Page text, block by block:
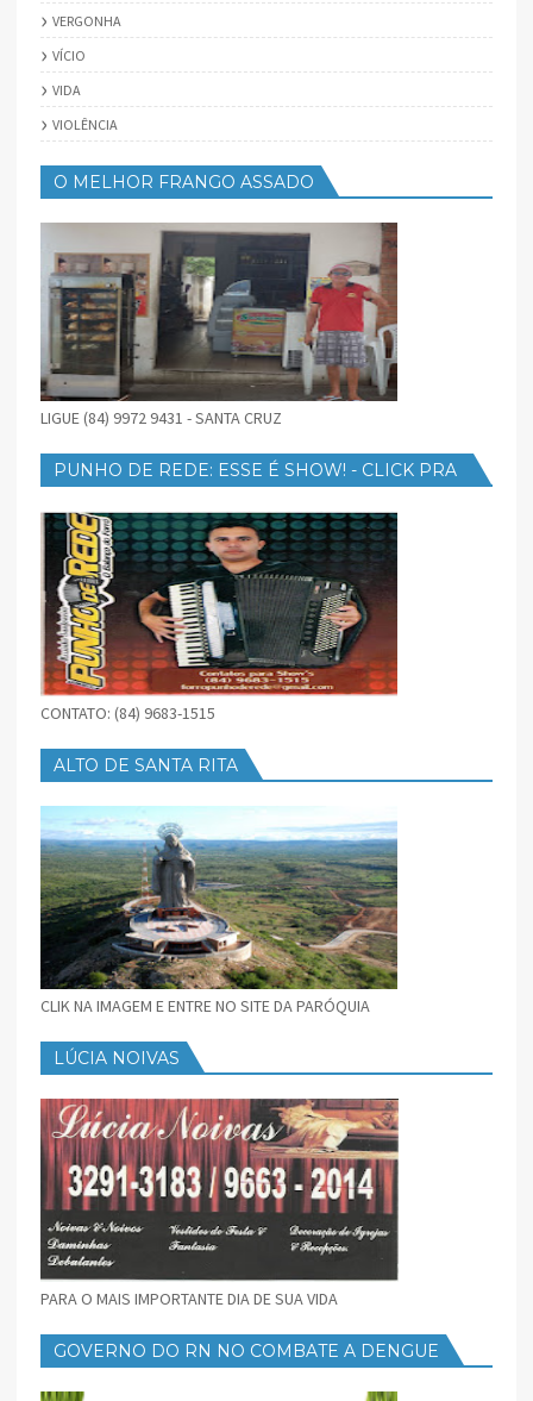
VERGONHA
VÍCIO
VIDA
VIOLÊNCIA
O MELHOR FRANGO ASSADO
LIGUE (84) 9972 9431 - SANTA CRUZ
PUNHO DE REDE: ESSE É SHOW! - CLICK PRA
CONTATO: (84) 9683-1515
ALTO DE SANTA RITA
CLIK NA IMAGEM E ENTRE NO SITE DA PARÓQUIA
LÚCIA NOIVAS
PARA O MAIS IMPORTANTE DIA DE SUA VIDA
GOVERNO DO RN NO COMBATE A DENGUE